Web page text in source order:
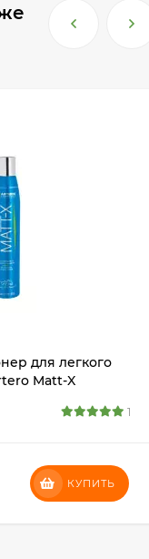
для легкого
Matt-X
1
КУПИТЬ